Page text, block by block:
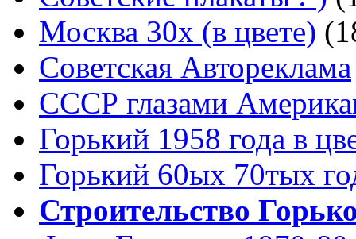
Москва 30x (в цвете)
Советская Автореклама
СССР глазами
Горький 1958 года в
Горький 60ых 70тых
Строительство